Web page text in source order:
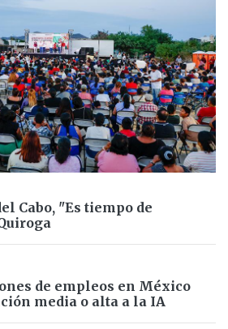
Cabo, "Es tiempo de
de empleos en México
media o alta a la IA